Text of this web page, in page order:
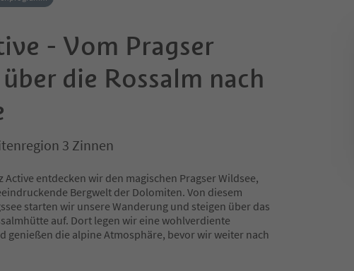
- Vom Pragser
die Rossalm nach
3 Zinnen
Active entdecken wir den magischen Pragser Wildsee,
Bergwelt der Dolomiten. Von diesem
starten wir unsere Wanderung und steigen über das
auf. Dort legen wir eine wohlverdiente
genießen die alpine Atmosphäre, bevor wir weiter nach